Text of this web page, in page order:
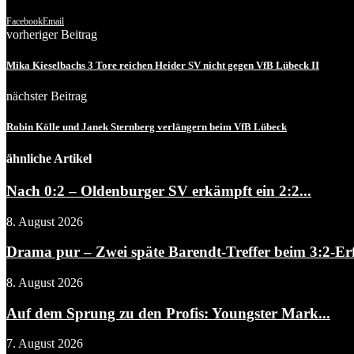
FacebookEmail
vorheriger Beitrag
Mika Kieselbachs 3 Tore reichen Heider SV nicht gegen VfB Lübeck II
nächster Beitrag
Robin Kölle und Janek Sternberg verlängern beim VfB Lübeck
ähnliche Artikel
Nach 0:2 – Oldenburger SV erkämpft ein 2:2...
8. August 2026
Drama pur – Zwei späte Barendt-Treffer beim 3:2-
8. August 2026
Auf dem Sprung zu den Profis: Youngster Mark...
7. August 2026